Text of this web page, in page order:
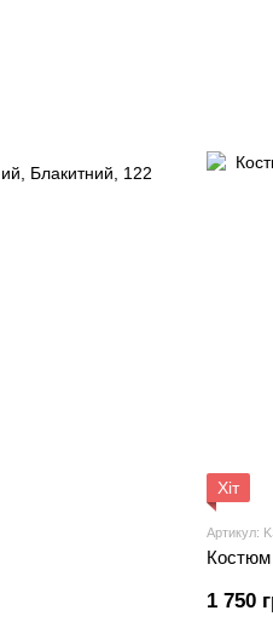
Хіт
Артикул:
Костюм
1 750